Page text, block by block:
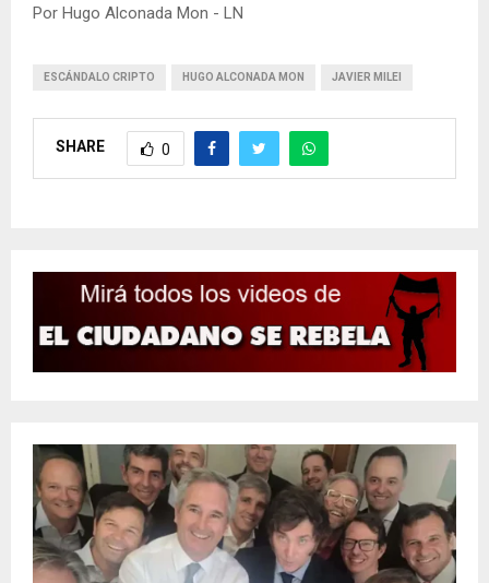
Por Hugo Alconada Mon - LN
ESCÁNDALO CRIPTO HUGO ALCONADA MON JAVIER MILEI
SHARE 0